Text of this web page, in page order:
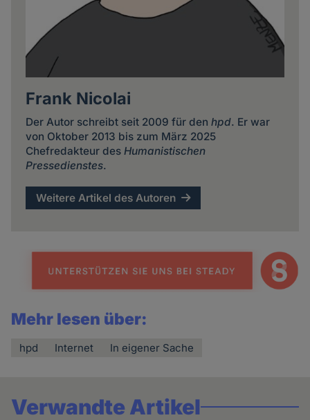
Frank Nicolai
Der Autor schreibt seit 2009 für den hpd. Er war
von Oktober 2013 bis zum März 2025
Chefredakteur des Humanistischen
Pressedienstes.
Weitere Artikel des Autoren
Mehr lesen über:
hpd Internet In eigener Sache
Verwandte Artikel